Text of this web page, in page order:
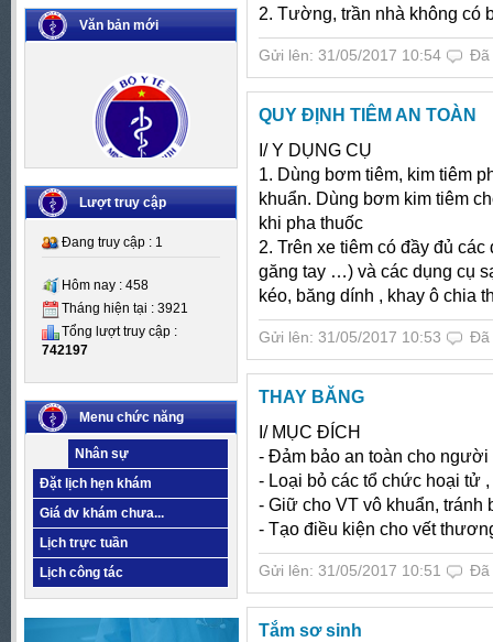
Văn bản mới
Số:Số 83/KH-UBND
Tên:(Kế hoạch thực hiện Đề án
Kiểm soát mất cân bằng giới
tính khi sinh giai đoạn 2016-
2020)
Lượt truy cập
Đang truy cập : 1
Hôm nay : 458
Tháng hiện tại : 3921
Tổng lượt truy cập :
742197
Menu chức năng
Nhân sự
Đặt lịch hẹn khám
Giá dv khám chưa...
Lịch trực tuần
Lịch công tác
2. Tường, trần nhà không có
Gửi lên: 31/05/2017 10:54 Đã
QUY ĐỊNH TIÊM AN TOÀN
I/ Y DỤNG CỤ
1. Dùng bơm tiêm, kim tiêm
khuẩn. Dùng bơm kim tiêm
khi pha thuốc
2. Trên xe tiêm có đầy đủ
găng tay …) và các dụng cụ
kéo, băng dính , khay ô chia
Gửi lên: 31/05/2017 10:53 Đã
THAY BĂNG
I/ MỤC ĐÍCH
- Đảm bảo an toàn cho người
- Loại bỏ các tổ chức hoại tử
- Giữ cho VT vô khuẩn, tránh
- Tạo điều kiện cho vết
Gửi lên: 31/05/2017 10:51 Đã
Tắm sơ sinh